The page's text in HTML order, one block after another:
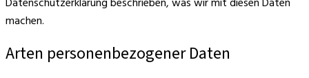
machen.
Arten personenbezogener Daten